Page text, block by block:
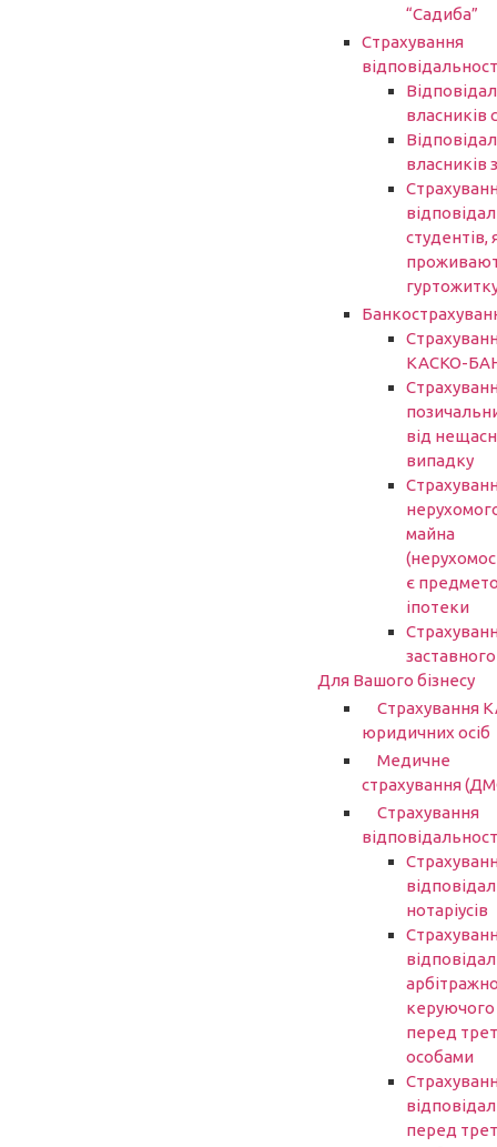
“Садиба”
Страхування
власників
власників
студентів,
КАСКО-
від
випадку
майна
є
іпотеки
Для Вашого бізнесу
Страхування
юридичних осіб
Медичне
страхування
Страхування
нотаріусів
керуючого
перед
особами
перед